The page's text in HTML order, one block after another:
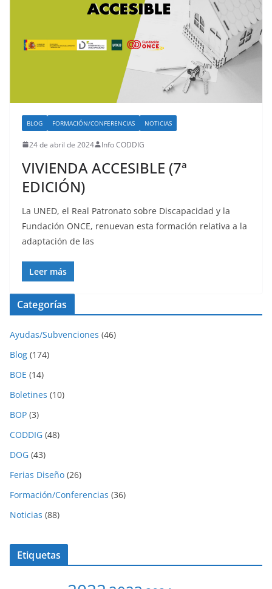
BLOG FORMACIÓN/CONFERENCIAS NOTICIAS
24 de abril de 2024 Info CODDIG
VIVIENDA ACCESIBLE (7ª
EDICIÓN)
La UNED, el Real Patronato sobre Discapacidad y la
Fundación ONCE, renuevan esta formación relativa a la
adaptación de las
Leer más
Categorías
Ayudas/Subvenciones (46)
Blog (174)
BOE (14)
Boletines (10)
BOP (3)
CODDIG (48)
DOG (43)
Ferias Diseño (26)
Formación/Conferencias (36)
Noticias (88)
Etiquetas